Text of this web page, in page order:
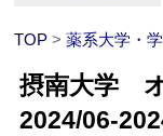
TOP >薬系大学・
摂南大学
2024/06-